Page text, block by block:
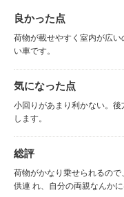
良かった点
荷物が載せやすく室内が広
い車です。
気になった点
小回りがあまり利かない。
します。
総評
荷物がかなり乗せられるの
供連 れ、自分の両親なんか